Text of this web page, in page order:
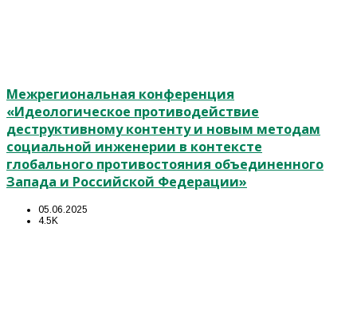
Межрегиональная конференция
«Идеологическое противодействие
деструктивному контенту и новым методам
социальной инженерии в контексте
глобального противостояния объединенного
Запада и Российской Федерации»
05.06.2025
4.5K